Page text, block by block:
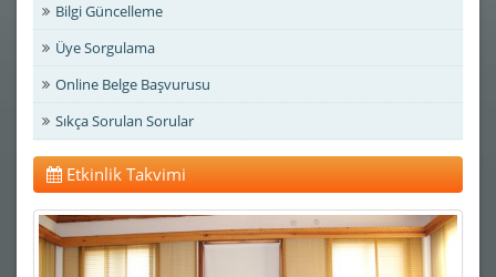
Bilgi Güncelleme
Üye Sorgulama
Online Belge Başvurusu
Sıkça Sorulan Sorular
Etkinlik Takvimi